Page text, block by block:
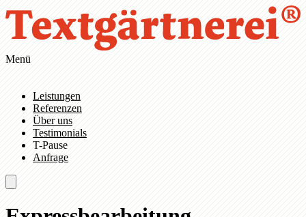
Zum Hauptinhalt springen
Zur Navigation springen
Menü
Leistungen
Referenzen
Über uns
Testimonials
T-Pause
Anfrage